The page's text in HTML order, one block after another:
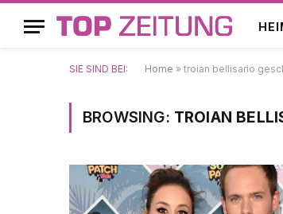
SIE SIND BEI: Home » troian bellisario
BROWSING: TROIAN